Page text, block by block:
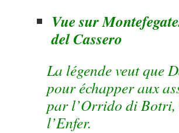
Vue sur
del Cassero
La légende veut que
pour échapper aux
par l’Orrido di
l’Enfer.